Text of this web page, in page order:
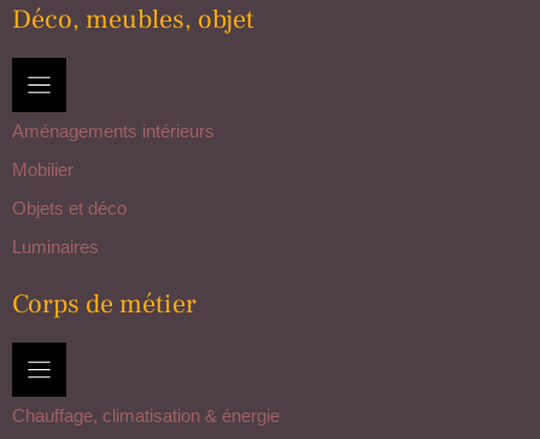
Déco, meubles, objet
Aménagements intérieurs
Mobilier
Objets et déco
Luminaires
Corps de métier
Chauffage, climatisation & énergie